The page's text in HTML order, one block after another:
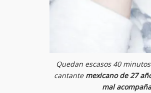
Quedan escasos 40
cantante mexicano de 27
mal